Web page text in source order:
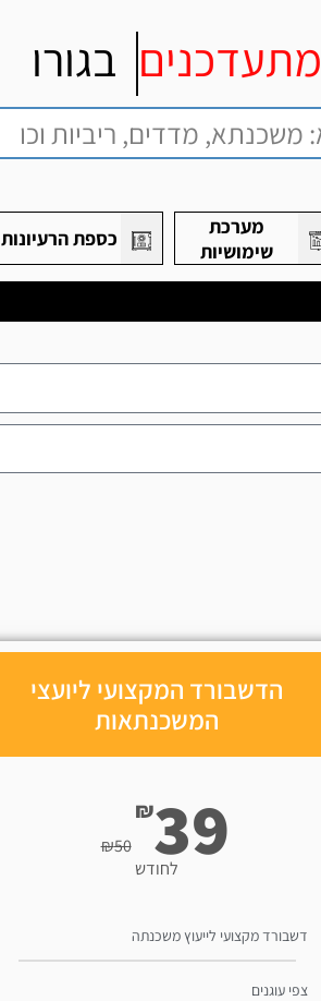
מתעדכנים בגורו
מערכת
שימושיות
כספת הרעיונות
הדשבורד המקצועי ליועצי
המשכנתאות
₪50
₪39
לחודש
דשבורד מקצועי לייעוץ משכנתה
צפי עוגנים